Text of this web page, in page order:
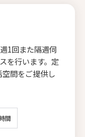
1回また隔週伺
を行います。定
間をご提供し
間